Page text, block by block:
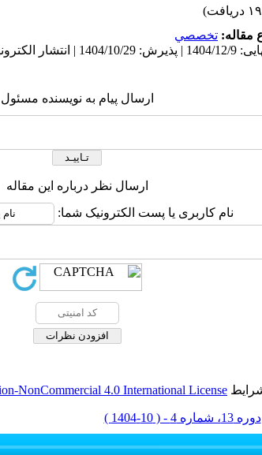
مقاله: تخصصي
ارسال پیام به نویسنده مسئول
ارسال نظر درباره این مقاله
نام کاربری یا پست الکترونیک شما:
NonCommercial 4.0 International License
دوره 13، شماره 4 - ( 10-1404 )